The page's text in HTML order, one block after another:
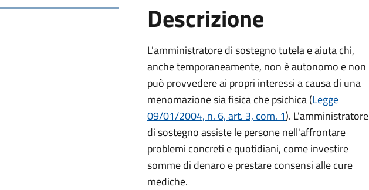
Descrizione
L'amministratore di sostegno tutela e aiuta chi,
anche temporaneamente, non è autonomo e non
può provvedere ai propri interessi a causa di una
menomazione sia fisica che psichica (Legge
09/01/2004, n. 6, art. 3, com. 1). L'amministratore
di sostegno assiste le persone nell'affrontare
problemi concreti e quotidiani, come investire
somme di denaro e prestare consensi alle cure
mediche.